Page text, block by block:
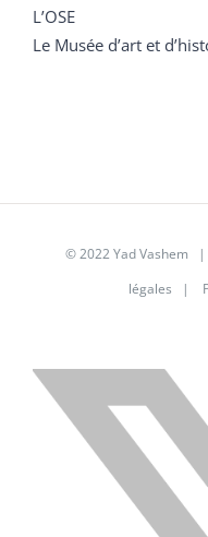
L’OSE
Le Musée d’art et
© 2022 Yad Vashem
légales |
X